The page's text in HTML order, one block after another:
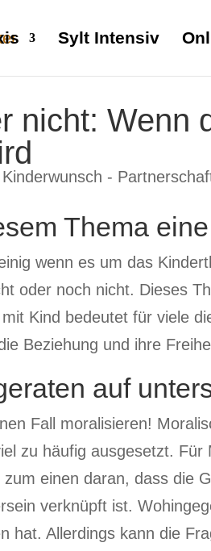
Sylt Intensiv
nicht: Wenn
Thema
wenn es um das
oder noch nicht. Dieses
Kind bedeutet für viele
Beziehung und ihre
auf
Fall moralisieren!
zu häufig ausgesetzt.
einen daran, dass die
verknüpft ist.
hat. Allerdings kann die